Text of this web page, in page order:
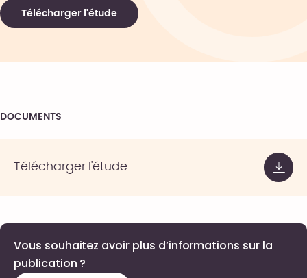
Télécharger l'étude
DOCUMENTS
Télécharger l'étude
Vous souhaitez avoir plus d’informations sur la
publication ?